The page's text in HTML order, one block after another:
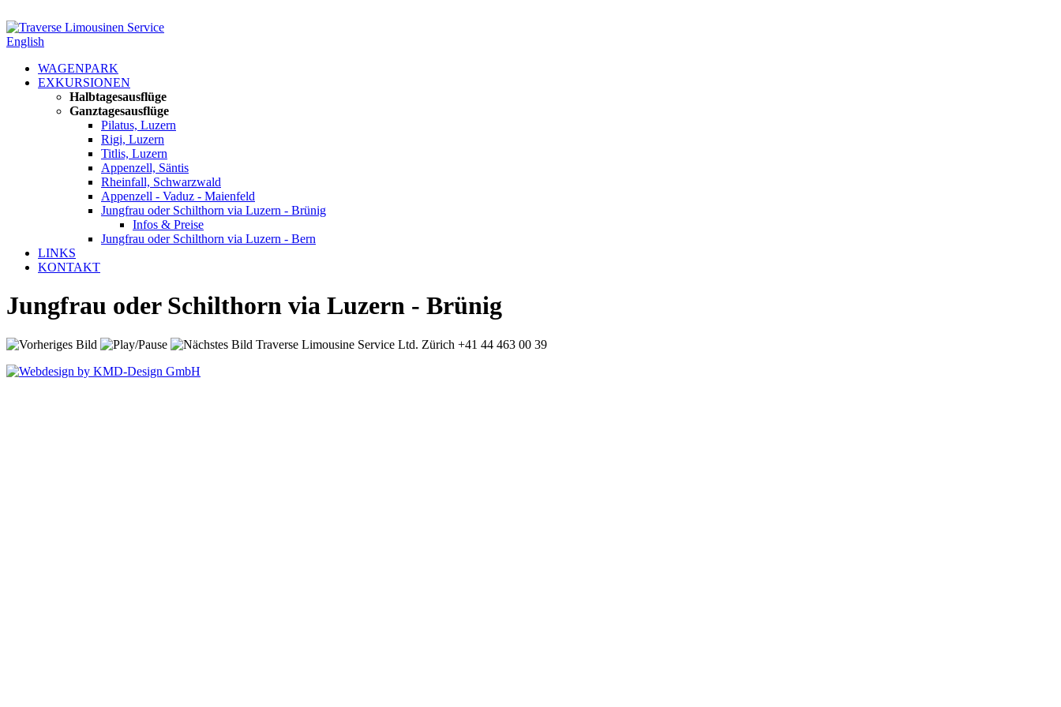
English
WAGENPARK
EXKURSIONEN
Halbtagesausflüge
Ganztagesausflüge
Pilatus, Luzern
Rigi, Luzern
Titlis, Luzern
Appenzell, Säntis
Rheinfall, Schwarzwald
Appenzell - Vaduz - Maienfeld
Jungfrau oder Schilthorn via Luzern - Brünig
Infos & Preise
Jungfrau oder Schilthorn via Luzern - Bern
LINKS
KONTAKT
Jungfrau oder Schilthorn via Luzern - Brünig
Traverse Limousine Service Ltd. Zürich +41 44 463 00 39